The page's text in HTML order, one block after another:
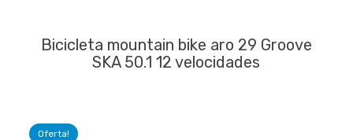
Bicicleta mountain bike aro 29 Groove
SKA 50.1 12 velocidades
Oferta!